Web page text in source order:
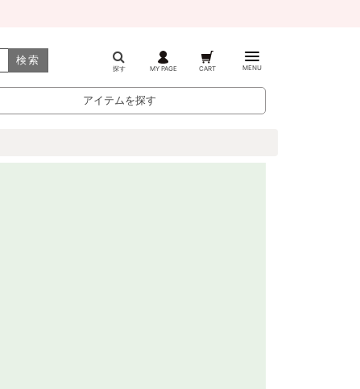
検索
探す MY PAGE CART MENU
アイテムを探す